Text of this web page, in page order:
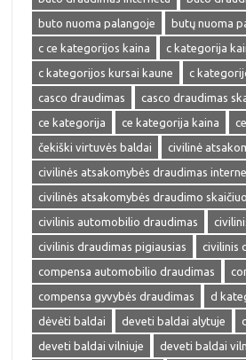
buto nuoma palangoje
butų nuoma
c ce kategorijos kaina
c kategorija
c kategorijos kursai kaune
c
casco draudimas
casco draudimas
ce kategorija
ce kategorija kaina
čekiški virtuvės baldai
civilinė
civilinės atsakomybės draudimas
civilinės atsakomybės draudimo
civilinis automobilio draudimas
civilinis draudimas pigiausias
civilinis
compensa automobilio draudimas
compensa gyvybės draudimas
d
dėvėti baldai
deveti baldai alytuje
deveti baldai vilniuje
deveti baldai